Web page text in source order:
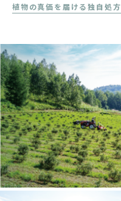
植物の真価を届ける独自処方